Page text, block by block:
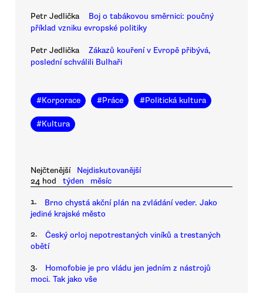
Petr Jedlička
Boj o tabákovou směrnici: poučný
příklad vzniku evropské politiky
Petr Jedlička
Zákazů kouření v Evropě přibývá,
poslední schválili Bulhaři
#Korporace #Práce #Politická kultura
#Kultura
Nejčtenější
Nejdiskutovanější
24 hod
týden měsíc
1.
Brno chystá akční plán na zvládání veder. Jako
jediné krajské město
2.
Český orloj nepotrestaných viníků a trestaných
obětí
3.
Homofobie je pro vládu jen jedním z nástrojů
moci. Tak jako vše